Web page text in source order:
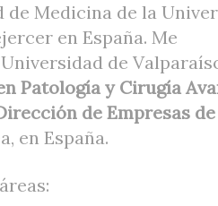
de Medicina de la
en España. Me
de
Patología y Cirugía
de Empresas
en España.